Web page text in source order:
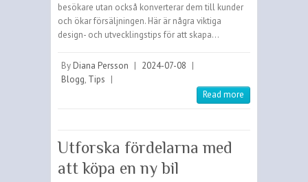
besökare utan också konverterar dem till kunder
och ökar försäljningen. Här är några viktiga
design- och utvecklingstips för att skapa…
By Diana Persson | 2024-07-08 |
Blogg, Tips |
Read more
Utforska fördelarna med
att köpa en ny bil